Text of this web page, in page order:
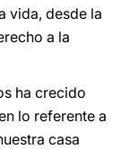
vida, desde la
a la
ha crecido
lo referente a
casa